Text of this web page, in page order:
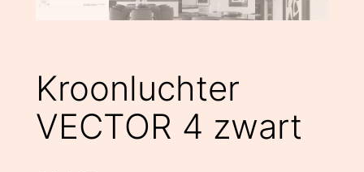
Kroonluchter
VECTOR 4 zwart